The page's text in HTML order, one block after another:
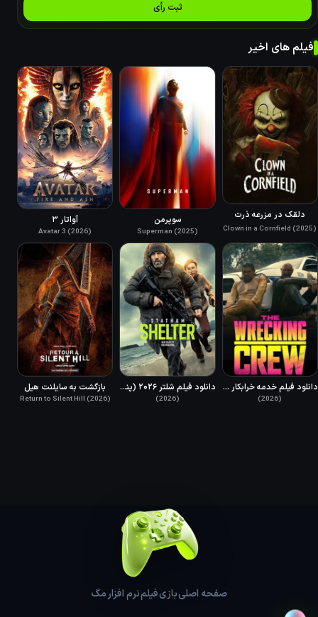
ثبت رأی
فیلم های اخیر
دلقک در مزرعه ذرت
Clown in a Cornfield (2025)
سوپرمن
Superman (2025)
آواتار ۳
Avatar 3 (2026)
دانلود فیلم خدمه خرابکار دوبله فارسی 2026 The Wrecking Crew
(2026)
دانلود فیلم شلتر ۲۰۲۶ (پناهگاه) دوبله فارسی Shelter 2026
(2026)
بازگشت به سایلنت هیل
Return to Silent Hill (2026)
صفحه اصلیبازیفیلمنرم افزارمگ